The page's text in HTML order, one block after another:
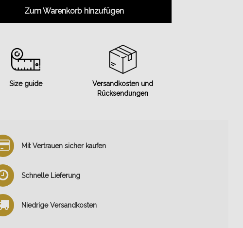
Zum Warenkorb hinzufügen
Size guide
Versandkosten und
Rücksendungen
Mit Vertrauen sicher kaufen
Schnelle Lieferung
Niedrige Versandkosten